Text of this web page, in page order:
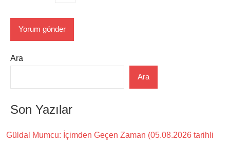
Ara
Ara
Son Yazılar
Güldal Mumcu: İçimden Geçen Zaman (05.08.2026 tarihli